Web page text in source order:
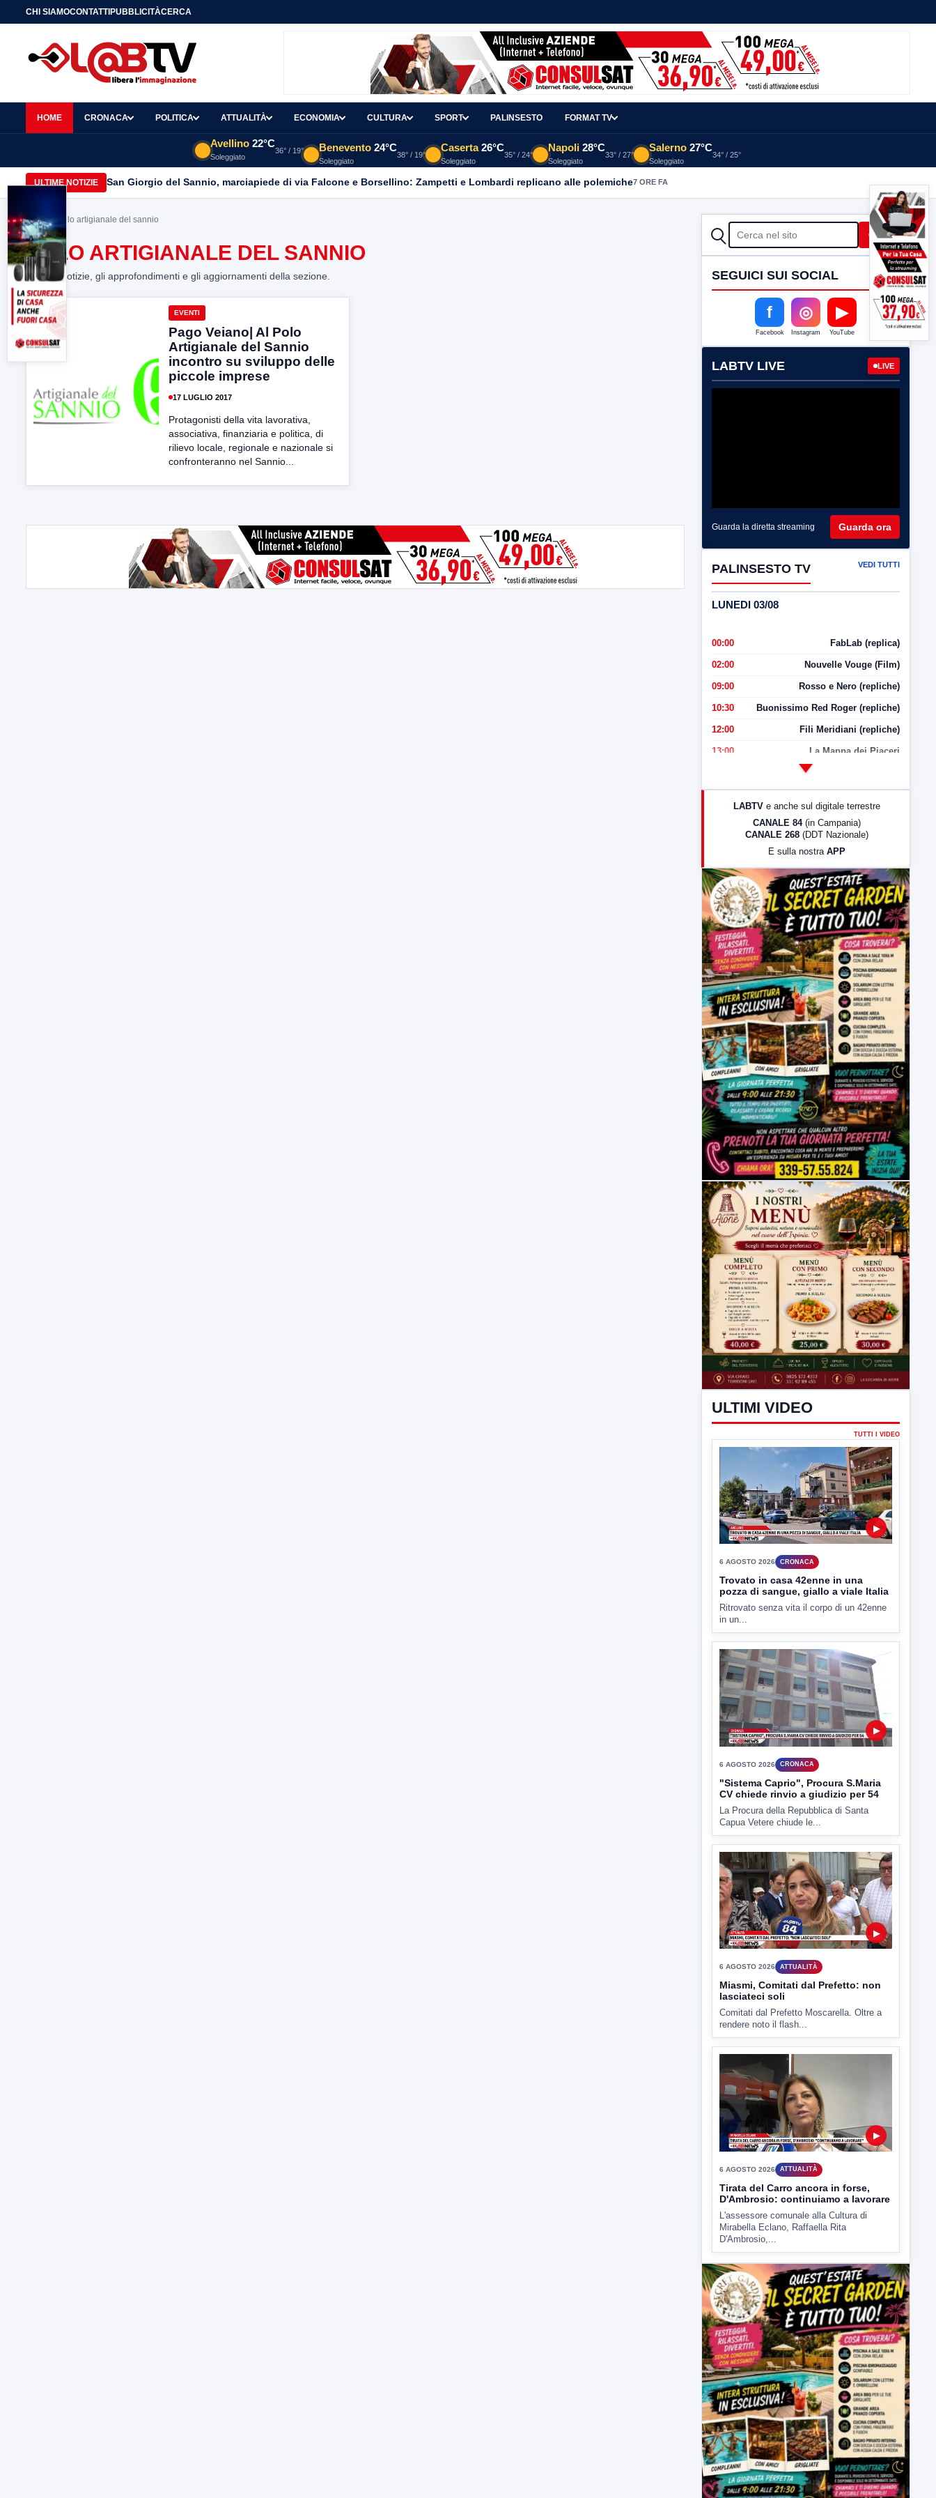
CHI SIAMOCONTATTIPUBBLICITÀCERCA
HOME CRONACA POLITICA ATTUALITÀ ECONOMIA CULTURA SPORT PALINSESTO FORMAT TV
Avellino 22°C
Soleggiato
36° / 19° Benevento 24°C
Soleggiato
38° / 19°
Caserta 26°C
Soleggiato
35° / 24°
Napoli 28°C
Soleggiato
33° / 27°
Salerno 27°C
Soleggiato
34° / 25°
ULTIME NOTIZIE San Giorgio del Sannio, marciapiede di via Falcone e Borsellino: Zampetti e Lombardi replicano alle polemiche7 ORE FA
Home> polo artigianale del sannio
POLO ARTIGIANALE DEL SANNIO
Tutte le notizie, gli approfondimenti e gli aggiornamenti della sezione.
EVENTI
Pago Veiano| Al Polo
Artigianale del Sannio
incontro su sviluppo delle
piccole imprese
17 LUGLIO 2017
Protagonisti della vita lavorativa,
associativa, finanziaria e politica, di
rilievo locale, regionale e nazionale si
confronteranno nel Sannio...
CERCA Cerca
SEGUICI SUI SOCIAL
f
Facebook
◎
Instagram
▶
YouTube
LABTV LIVE LIVE
Guarda la diretta streaming Guarda ora
PALINSESTO TV VEDI TUTTI
LUNEDI 03/08
00:00 FabLab (replica)
02:00 Nouvelle Vouge (Film)
09:00 Rosso e Nero (repliche)
10:30 Buonissimo Red Roger (repliche)
12:00 Fili Meridiani (repliche)
13:00 La Mappa dei Piaceri
LabNews (Diretta)
23:00 LabNews (replica)
LABTV e anche sul digitale terrestre
CANALE 84 (in Campania)
CANALE 268 (DDT Nazionale)
E sulla nostra APP
ULTIMI VIDEO
6 AGOSTO 2026 CRONACA
Trovato in casa 42enne in una
pozza di sangue, giallo a viale Italia
Ritrovato senza vita il corpo di un 42enne
in un...
▶
6 AGOSTO 2026 CRONACA
"Sistema Caprio", Procura S.Maria
CV chiede rinvio a giudizio per 54
La Procura della Repubblica di Santa
Capua Vetere chiude le...
6 AGOSTO 2026 ATTUALITÀ
Miasmi, Comitati dal Prefetto: non
lasciateci soli
Comitati dal Prefetto Moscarella. Oltre a
rendere noto il flash...
▶
6 AGOSTO 2026 ATTUALITÀ
Tirata del Carro ancora in forse,
D'Ambrosio: continuiamo a lavorare
L'assessore comunale alla Cultura di
Mirabella Eclano, Raffaella Rita
D'Ambrosio,...